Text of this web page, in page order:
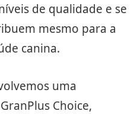
de qualidade e se
mesmo para a
canina.
uma
Choice,